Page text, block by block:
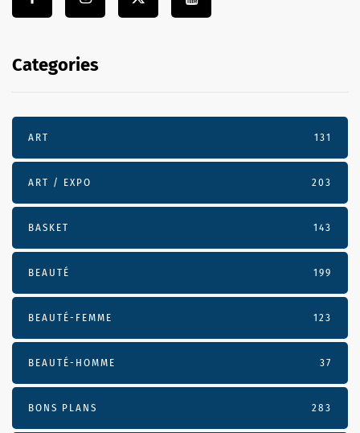
Categories
ART 131
ART / EXPO 203
BASKET 143
BEAUTÉ 199
BEAUTÉ-FEMME 123
BEAUTÉ-HOMME 37
BONS PLANS 283